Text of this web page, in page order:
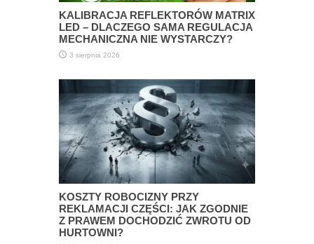
KALIBRACJA REFLEKTORÓW MATRIX
LED – DLACZEGO SAMA REGULACJA
MECHANICZNA NIE WYSTARCZY?
3 sierpnia 2026
KOSZTY ROBOCIZNY PRZY
REKLAMACJI CZĘŚCI: JAK ZGODNIE
Z PRAWEM DOCHODZIĆ ZWROTU OD
HURTOWNI?